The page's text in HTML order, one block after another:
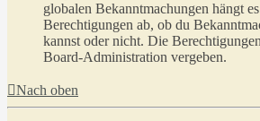
globalen Bekanntmachungen hängt
Berechtigungen ab, ob du
kannst oder nicht. Die
Board-Administration vergeben.
Nach oben